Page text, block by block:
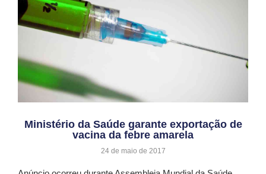
Ministério da Saúde garante exportação de
vacina da febre amarela
24 de maio de 2017